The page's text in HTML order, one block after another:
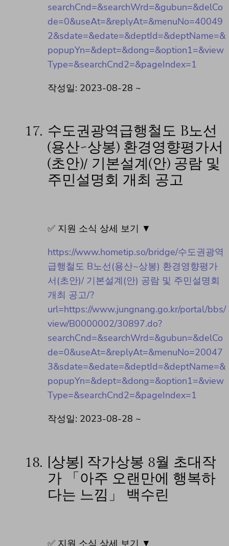
searchCnd=&searchWrd=&gubun=&delCo
de=0&useAt=&replyAt=&menuNo=40049
2&sdate=&edate=&deptId=&deptName=&
popupYn=&dept=&dong=&option1=&view
Type=&searchCnd2=&pageIndex=1
작성일: 2023-08-28 ~
17. 수도권광역급행철도 B노선
(용산~상봉) 환경영향평가서
(초안)/ 기본설계(안) 공람 및
주민설명회 개최 공고
✅ 지원 소식 상세 보기 ▼
https://www.hometip.so/bridge/수도권광역
급행철도 B노선(용산~상봉) 환경영향평가
서(초안)/ 기본설계(안) 공람 및 주민설명회
개최 공고/?
url=https://www.jungnang.go.kr/portal/bbs/
view/B0000002/30897.do?
searchCnd=&searchWrd=&gubun=&delCo
de=0&useAt=&replyAt=&menuNo=20047
3&sdate=&edate=&deptId=&deptName=&
popupYn=&dept=&dong=&option1=&view
Type=&searchCnd2=&pageIndex=1
작성일: 2023-08-28 ~
18. [상봉] 작가상봉 8월 초대작
가 「아주 오랜만에 행복하
다는 느낌」 백수린
✅ 지원 소식 상세 보기 ▼